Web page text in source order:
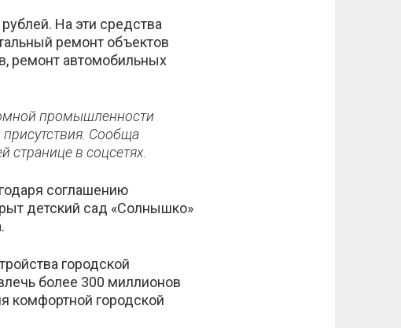
На эти средства
ремонт объектов
ремонт автомобильных
промышленности
Сообща
странице в соцсетях.
соглашению
детский сад «Солнышко»
городской
более 300 миллионов
комфортной городской